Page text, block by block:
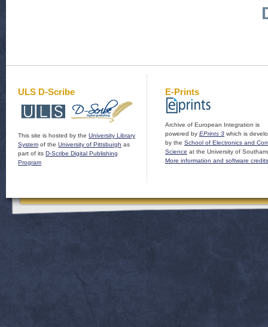
ULS D-Scribe
This site is hosted by the University Library
System of the University of Pittsburgh as
part of its D-Scribe Digital Publishing
Program
E-Prints
Archive of European Integration is
powered by EPrints 3 which is
by the School of Electronics and
Science at the University of
More information and software credits